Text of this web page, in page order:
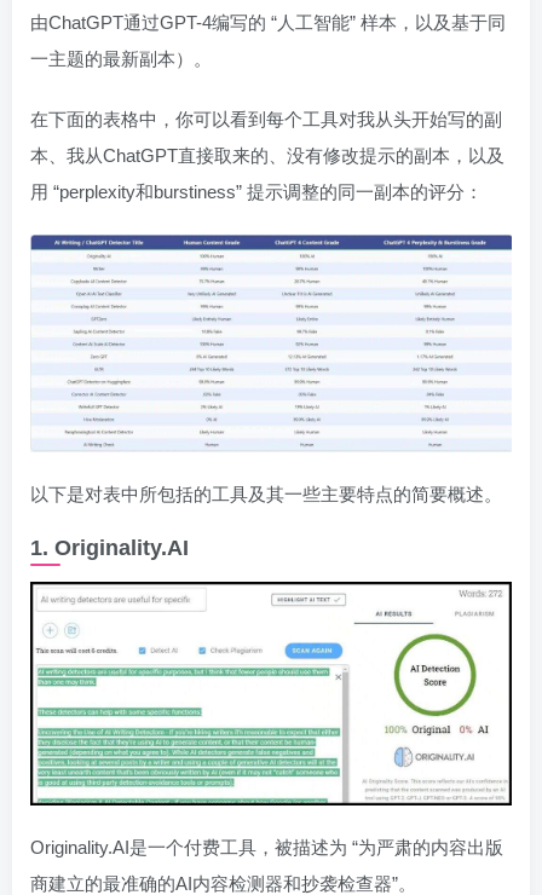
由ChatGPT通过GPT-4编写的 “人工智能” 样本，以及基于同
一主题的最新副本）。
在下面的表格中，你可以看到每个工具对我从头开始写的副
本、我从ChatGPT直接取来的、没有修改提示的副本，以及
用 “perplexity和burstiness” 提示调整的同一副本的评分：
以下是对表中所包括的工具及其一些主要特点的简要概述。
1. Originality.AI
Originality.AI是一个付费工具，被描述为 “为严肃的内容出版
商建立的最准确的AI内容检测器和抄袭检查器”。